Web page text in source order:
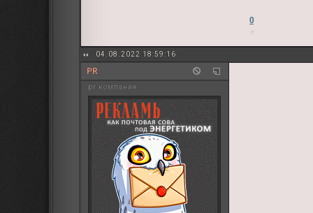
0
04.08.2022 18:59:16
PR
pr компания